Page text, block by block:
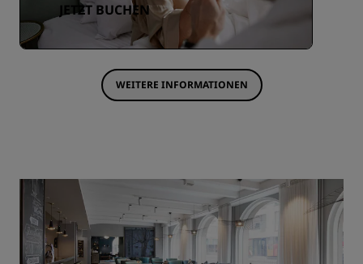
JETZT BUCHEN
WEITERE INFORMATIONEN